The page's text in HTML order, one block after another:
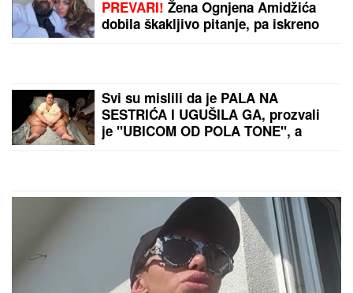
NAFTA 80 DOLARA ZA
(FOTO) POLICIJA CELE
ZEMLJE NA NOGAMA
ZBOG OVOG MUŠKARCA!
Đorđe izrešetao bivšeg
Balkanu
PREPORUKA ZA VAS